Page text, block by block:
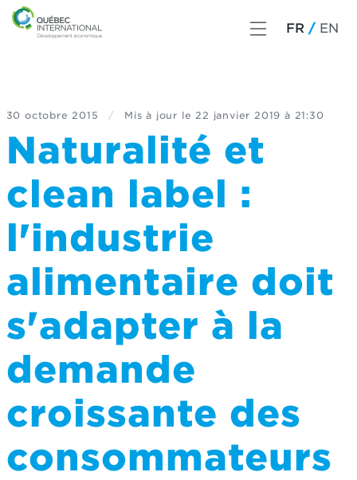
FR EN
30 octobre 2015 / Mis à jour le 22 janvier 2019 à 21:30
Naturalité et
clean label :
l'industrie
alimentaire doit
s'adapter à la
demande
croissante des
consommateurs